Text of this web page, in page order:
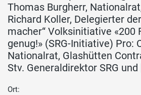
Thomas Burgherr,
Richard Koller, Delegierter
macher“ Volksinitiative «200
genug!» (SRG-Initiative) Pro:
Nationalrat, Glashütten
Stv. Generaldirektor SRG und
Ort: